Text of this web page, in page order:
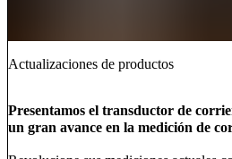
Actualizaciones de productos
Presentamos el transductor de
un gran avance en la medición de